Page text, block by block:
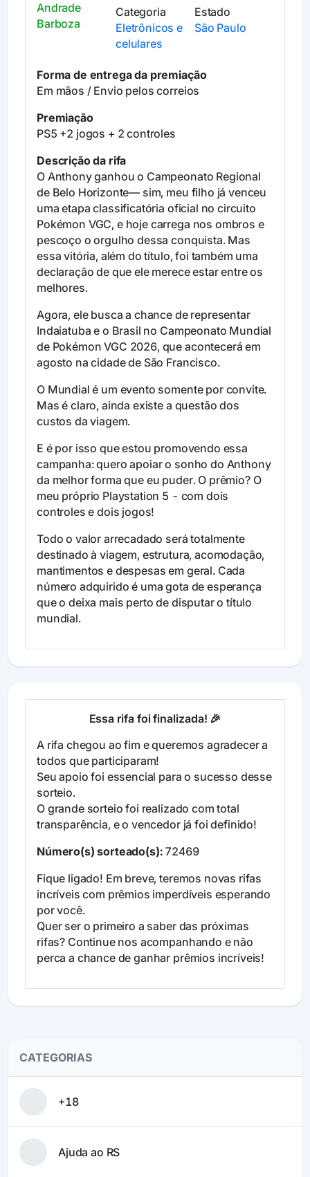
Andrade
Barboza
Categoria
Eletrônicos e
celulares
Estado
São Paulo
Forma de entrega da premiação
Em mãos / Envio pelos correios
Premiação
PS5 +2 jogos + 2 controles
Descrição da rifa
O Anthony ganhou o Campeonato Regional
de Belo Horizonte— sim, meu filho já venceu
uma etapa classificatória oficial no circuito
Pokémon VGC, e hoje carrega nos ombros e
pescoço o orgulho dessa conquista. Mas
essa vitória, além do título, foi também uma
declaração de que ele merece estar entre os
melhores.
Agora, ele busca a chance de representar
Indaiatuba e o Brasil no Campeonato Mundial
de Pokémon VGC 2026, que acontecerá em
agosto na cidade de São Francisco.
O Mundial é um evento somente por convite.
Mas é claro, ainda existe a questão dos
custos da viagem.
E é por isso que estou promovendo essa
campanha: quero apoiar o sonho do Anthony
da melhor forma que eu puder. O prêmio? O
meu próprio Playstation 5 - com dois
controles e dois jogos!
Todo o valor arrecadado será totalmente
destinado à viagem, estrutura, acomodação,
mantimentos e despesas em geral. Cada
número adquirido é uma gota de esperança
que o deixa mais perto de disputar o título
mundial.
Essa rifa foi finalizada! 🎉
A rifa chegou ao fim e queremos agradecer a
todos que participaram!
Seu apoio foi essencial para o sucesso desse
sorteio.
O grande sorteio foi realizado com total
transparência, e o vencedor já foi definido!
Número(s) sorteado(s):72469
Fique ligado! Em breve, teremos novas rifas
incríveis com prêmios imperdíveis esperando
por você.
Quer ser o primeiro a saber das próximas
rifas? Continue nos acompanhando e não
perca a chance de ganhar prêmios incríveis!
CATEGORIAS
+18
Ajuda ao RS